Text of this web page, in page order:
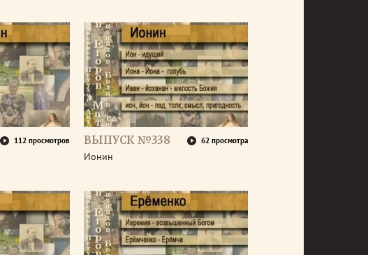
112 просмотров ВЫПУСК №338 62 просмотра
Ионин